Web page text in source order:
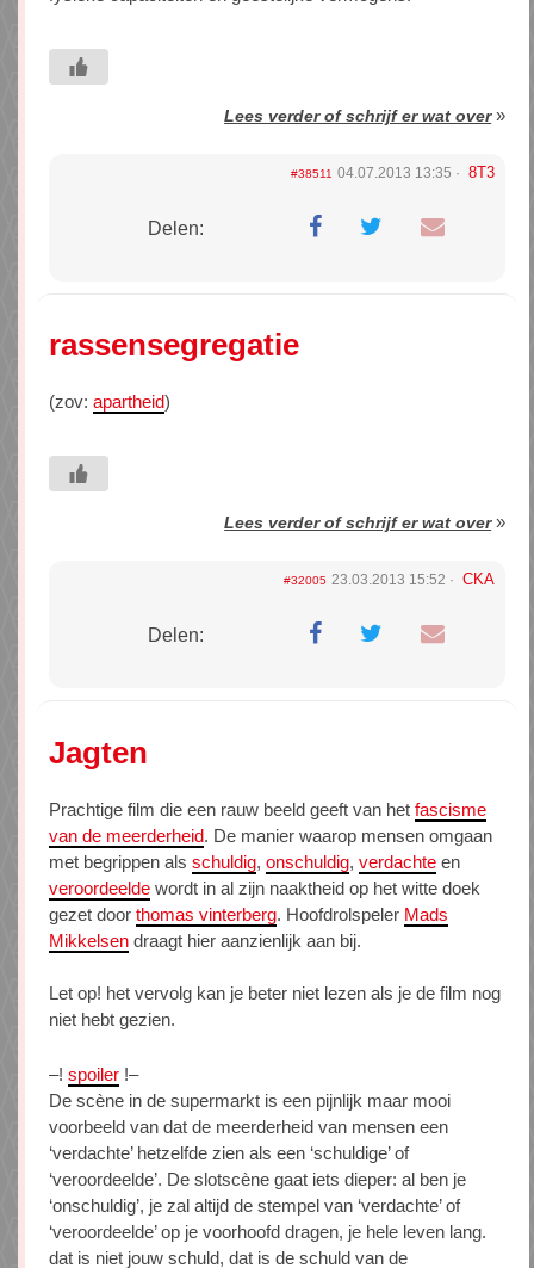
Lees verder of schrijf er wat over»
#38511 04.07.2013 13:35 8T3
Delen:
rassensegregatie
(zov: apartheid)
Lees verder of schrijf er wat over»
#32005 23.03.2013 15:52 CKA
Delen:
Jagten
Prachtige film die een rauw beeld geeft van het fascisme
van de meerderheid. De manier waarop mensen omgaan
met begrippen als schuldig, onschuldig, verdachte en
veroordeelde wordt in al zijn naaktheid op het witte doek
gezet door thomas vinterberg. Hoofdrolspeler Mads
Mikkelsen draagt hier aanzienlijk aan bij.
Let op! het vervolg kan je beter niet lezen als je de film nog
niet hebt gezien.
–! spoiler !–
De scène in de supermarkt is een pijnlijk maar mooi
voorbeeld van dat de meerderheid van mensen een
‘verdachte’ hetzelfde zien als een ‘schuldige’ of
‘veroordeelde’. De slotscène gaat iets dieper: al ben je
‘onschuldig’, je zal altijd de stempel van ‘verdachte’ of
‘veroordeelde’ op je voorhoofd dragen, je hele leven lang.
dat is niet jouw schuld, dat is de schuld van de